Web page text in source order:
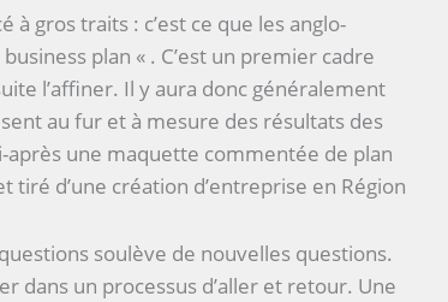
à gros traits : c’est ce que les anglo-
plan « . C’est un premier cadre
l’affiner. Il y aura donc généralement
au fur et à mesure des résultats des
après une maquette commentée de plan
tiré d’une création d’entreprise en Région
soulève de nouvelles questions.
dans un processus d’aller et retour. Une